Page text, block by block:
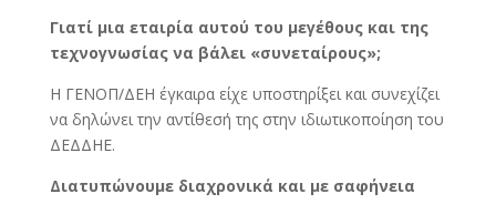
Γιατί μια εταιρία αυτού του μεγέθους και της
τεχνογνωσίας να βάλει «συνεταίρους»;
Η ΓΕΝΟΠ/ΔΕΗ έγκαιρα είχε υποστηρίξει και συνεχίζει
να δηλώνει την αντίθεσή της στην ιδιωτικοποίηση του
ΔΕΔΔΗΕ.
Διατυπώνουμε διαχρονικά και με σαφήνεια